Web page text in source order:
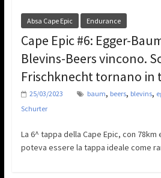
Absa Cape Epic Endurance
Cape Epic #6: Egger-
Blevins-Beers vincono.
Frischknecht tornano in
25/03/2023 baum, beers, blevins,
Schurter
La 6^ tappa della Cape Epic, con
poteva essere la tappa ideale come